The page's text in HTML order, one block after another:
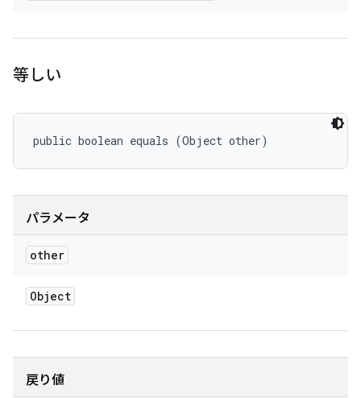
等しい
public boolean equals (Object other)
パラメータ
other
Object
戻り値